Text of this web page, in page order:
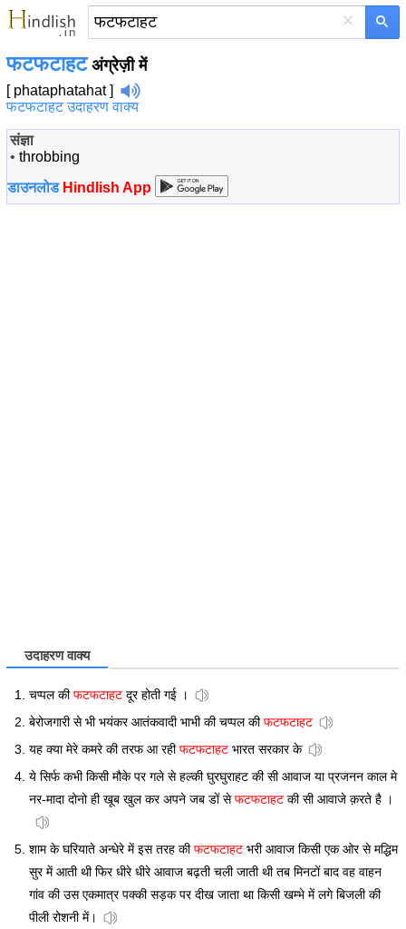
×
फटफटाहटअंग्रेज़ी में
[ phataphatahat ]
फटफटाहट उदाहरण वाक्य
संज्ञा
• throbbing
डाउनलोड Hindlish App
उदाहरण वाक्य
चप्पल कीफटफटाहट दूर होती गई ।
बेरोजगारी से भी भयंकर आतंकवादी भाभी की चप्पल कीफटफटाहट
यह क्या मेरे कमरे की तरफ आ रहीफटफटाहट भारत सरकार के
ये सिर्फ कभी किसी मौके पर गले से हल्की घुरघुराहट की सी आवाज या प्रजनन काल मे
नर-मादा दोनो ही खूब खुल कर अपने जब डों सेफटफटाहट की सी आवाजे क़रते है ।
शाम के घरियाते अन्धेरे में इस तरह कीफटफटाहट भरी आवाज किसी एक ओर से मद्धिम
सुर में आती थी फिर धीरे धीरे आवाज बढ़ती चली जाती थी तब मिनटों बाद वह वाहन
गांव की उस एकमात्र पक्की सड़क पर दीख जाता था किसी खम्भे में लगे बिजली की
पीली रोशनी में।